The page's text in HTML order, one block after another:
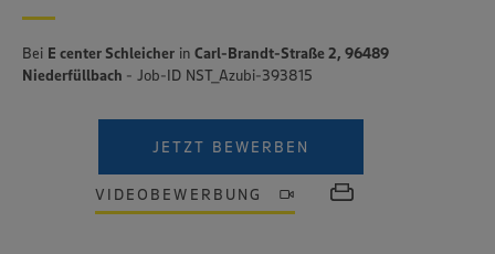
Bei E center Schleicher in Carl-Brandt-Straße 2, 96489
Niederfüllbach - Job-ID NST_Azubi-393815
JETZT BEWERBEN
VIDEOBEWERBUNG